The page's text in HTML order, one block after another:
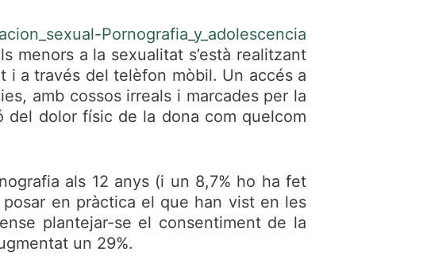
Pornografia_y_adolescencia
menors a la sexualitat s’està realitzant
i a través del telèfon mòbil. Un accés a
amb cossos irreals i marcades per la
del dolor físic de la dona com quelcom
als 12 anys (i un 8,7% ho ha fet
en pràctica el que han vist en les
plantejar-se el consentiment de la
un 29%.